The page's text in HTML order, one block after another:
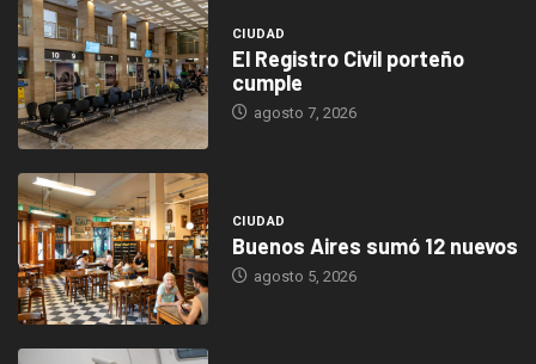
CIUDAD
El Registro Civil porteño
cumple
agosto 7, 2026
CIUDAD
Buenos Aires sumó 12 nuevos
agosto 5, 2026